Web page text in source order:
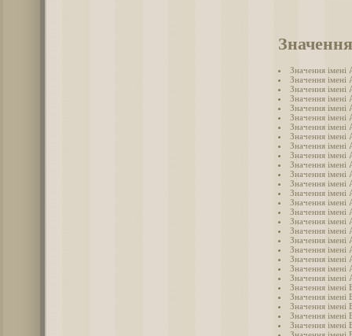
Значення імені
Значення імені
Значення імені
Значення імені
Значення імені
Значення імені
Значення імені
Значення імені
Значення імені
Значення імені
Значення імені
Значення імені
Значення імені
Значення імені
Значення імені
Значення імені
Значення імені
Значення імені
Значення імені
Значення імені
Значення імені
Значення імені
Значення імені
Значення імені
Значення імені
Значення імені
Значення імені
Значення імені